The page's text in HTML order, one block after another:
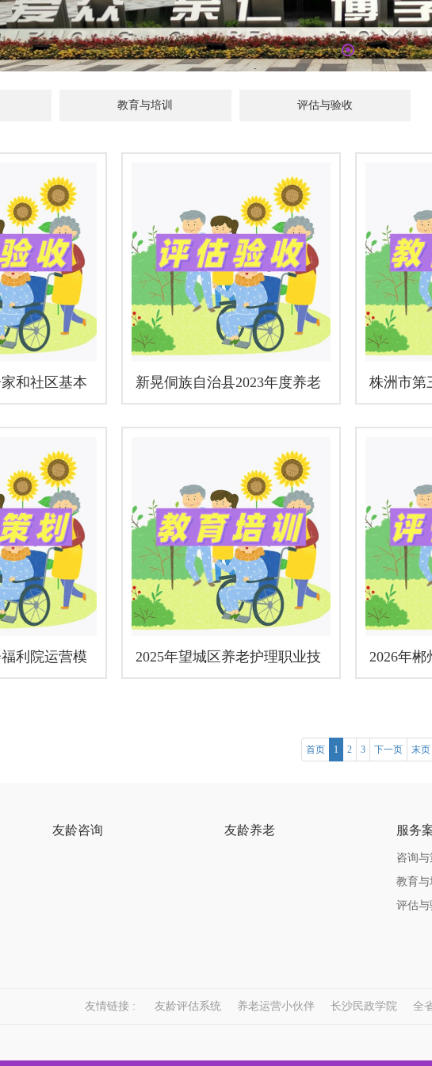
教育与培训 评估与验收
和社区基本
项目核查、
新晃侗族自治县2023年度养老
机构等级评定项目
株洲市第
能竞赛项
利院运营模 2025年望城区养老护理职业技 2026年
首页 1 2 3 下一页 末页
友龄咨询 友龄养老 服务
咨询与
教育与
评估与
友情链接 : 友龄评估系统 养老运营小伙伴 长沙民政学院 全